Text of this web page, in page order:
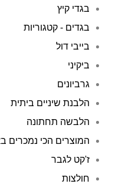
בגדי קיץ
בגדים - קטגוריות
בייבי דול
ביקיני
גרביונים
הלבנת שיניים ביתית
הלבשה תחתונה
המוצרים הכי נמכרים
ז'קט לגבר
חולצות